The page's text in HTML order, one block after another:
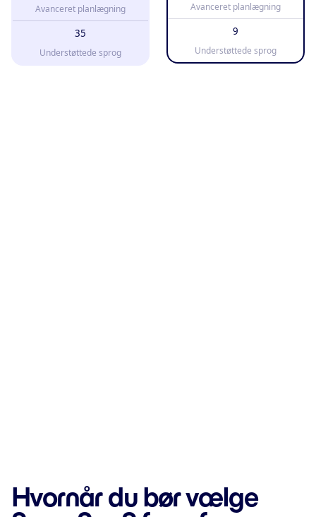
Avanceret planlægning
35
Understøttede sprog
Avanceret planlægning
9
Understøttede sprog
Hvornår du bør vælge